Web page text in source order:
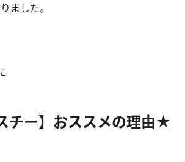
ました。
チー】おススメの理由★